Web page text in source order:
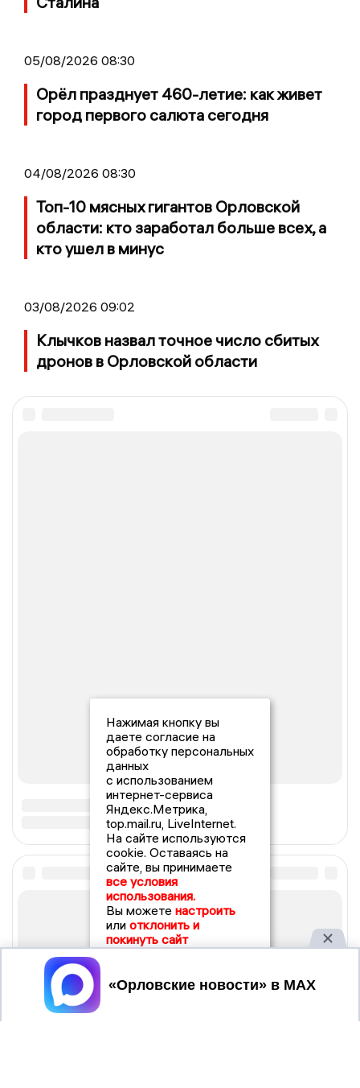
05/08/2026 08:30
Орёл празднует 460-летие: как живет
город первого салюта сегодня
04/08/2026 08:30
Топ-10 мясных гигантов Орловской
области: кто заработал больше всех, а
кто ушел в минус
03/08/2026 09:02
Клычков назвал точное число сбитых
дронов в Орловской области
Нажимая кнопку вы
даете согласие на
обработку персональных
данных
с использованием
интернет-сервиса
Яндекс.Метрика,
top.mail.ru, LiveInternet.
На сайте используются
cookie. Оставаясь на
сайте, вы принимаете
все условия
использования.
Вы можете настроить
или отклонить и
покинуть сайт
Принять